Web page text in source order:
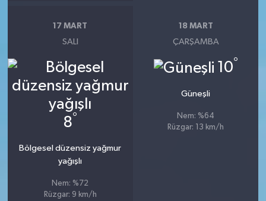
17 MART
SALI
8°
Bölgesel düzensiz yağmur
yağışlı
Nem: %72
Rüzgar: 9 km/h
18 MART
ÇARŞAMBA
10°
Güneşli
Nem: %64
Rüzgar: 13 km/h